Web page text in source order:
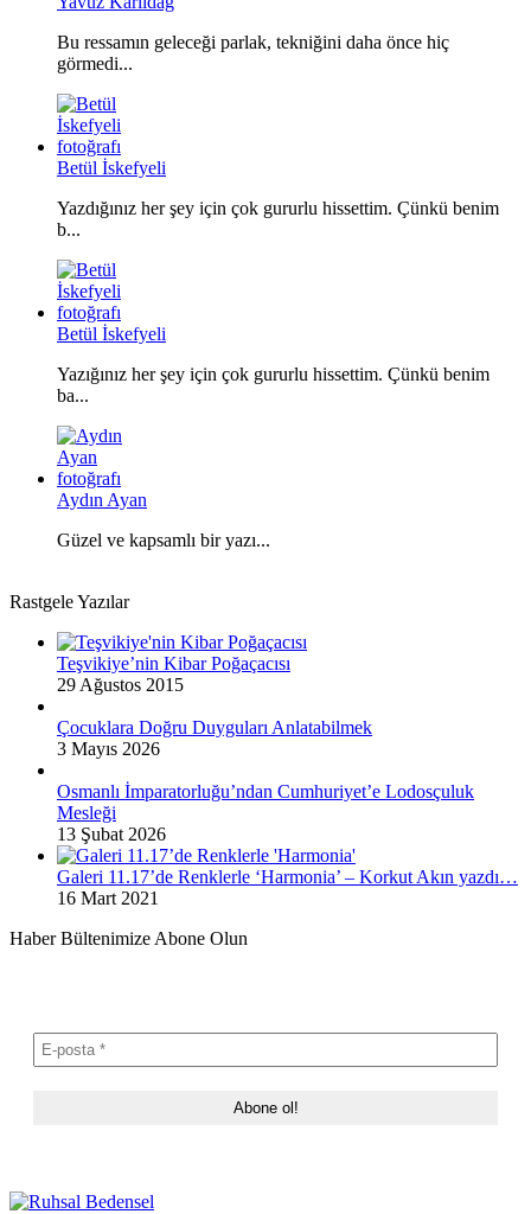
Bu ressamın geleceği parlak, tekniğini daha önce hiç
görmedi...
Betül İskefyeli
Yazdığınız her şey için çok gururlu hissettim. Çünkü benim
b...
Betül İskefyeli
Yazığınız her şey için çok gururlu hissettim. Çünkü benim
ba...
Aydın Ayan
Güzel ve kapsamlı bir yazı...
Rastgele Yazılar
Teşvikiye’nin Kibar Poğaçacısı
29 Ağustos 2015
Çocuklara Doğru Duyguları Anlatabilmek
3 Mayıs 2026
Osmanlı İmparatorluğu’ndan Cumhuriyet’e Lodosçuluk
Mesleği
13 Şubat 2026
Galeri 11.17’de Renklerle ‘Harmonia’ – Korkut Akın yazdı…
16 Mart 2021
Haber Bültenimize Abone Olun